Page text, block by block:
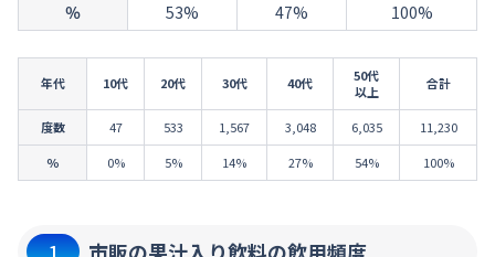
％
53% 47% 100%
年代 10代 20代 30代 40代
50代
以上
合計
度数 47 533 1,567 3,048 6,035
11,230
％
0% 5% 14% 27% 54% 100%
1 市販の果汁入り飲料の飲用頻度